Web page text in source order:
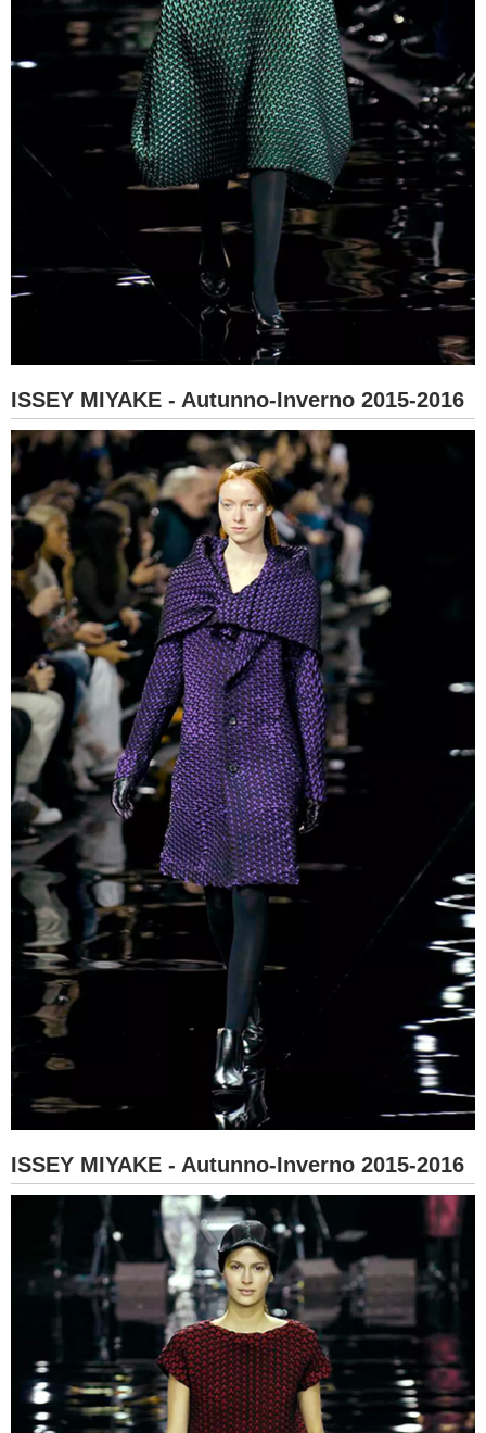
ISSEY MIYAKE - Autunno-Inverno 2015-2016
ISSEY MIYAKE - Autunno-Inverno 2015-2016